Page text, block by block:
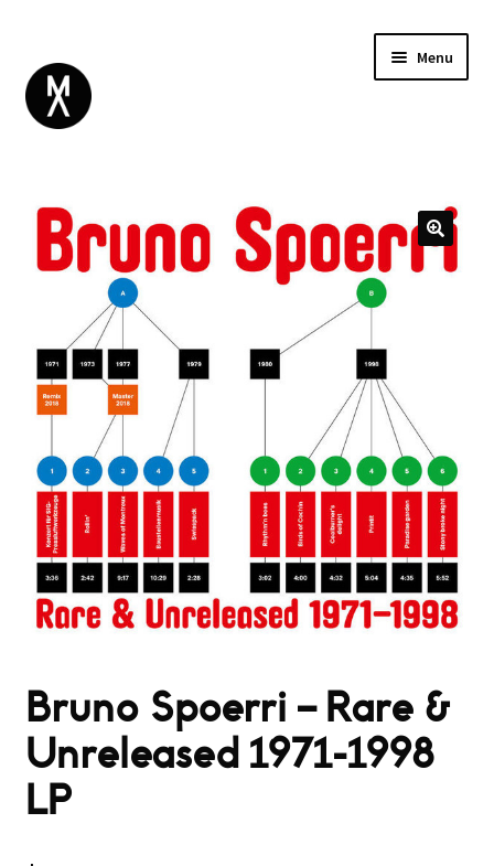
Menu
BROWSE
Expand
child
menu
GIFT CARD
INSTAGRAM
Bruno Spoerri ‎– Rare &
Unreleased 1971​-​1998
LP